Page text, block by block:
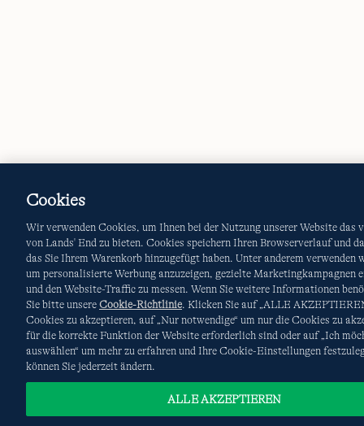
Cookies
Wir verwenden Cookies, um Ihnen bei der Nutzung unserer Website das
von Lands' End zu bieten. Cookies speichern Ihren Browserverlauf und
das Sie Ihrem Warenkorb hinzugefügt haben. Unter anderem verwenden
um personalisierte Werbung anzuzeigen, gezielte Marketingkampagnen
und den Website-Traffic zu messen. Wenn Sie weitere Informationen
Sie bitte unsere Cookie-Richtlinie. Klicken Sie auf „ALLE
Cookies zu akzeptieren, auf „Nur notwendige“ um nur die Cookies zu
für die korrekte Funktion der Website erforderlich sind oder auf „Ich
auswählen“ um mehr zu erfahren und Ihre Cookie-Einstellungen
können Sie jederzeit ändern.
ALLE AKZEPTIEREN